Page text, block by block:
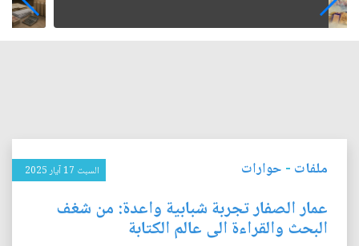
ملفات - حوارات السبت 17 آيار 2025
عمار الصفار تجربة شبابية واعدة: من شغف
البحث والقراءة الى عالم الكتابة